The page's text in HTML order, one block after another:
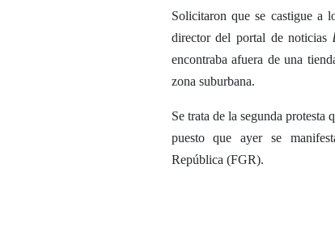
Solicitaron que se castigue a
director del portal de noticias
encontraba afuera de una
zona suburbana.
Se trata de la segunda protesta
puesto que ayer se
República (FGR).